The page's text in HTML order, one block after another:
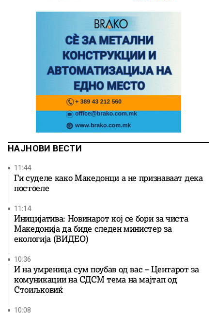
НАЈНОВИ ВЕСТИ
11:44
Ги суделе како Македонци а не признаваат дека
постоеле
11:14
Иницијатива: Новинарот кој се бори за чиста
Македонија да биде следен министер за
екологија (ВИДЕО)
10:36
И на умреница сум поубав од вас – Центарот за
комуникации на СДСМ тема на мајтап од
Стоиљковиќ
10:08